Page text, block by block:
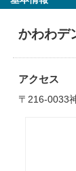
かわわデ
アクセス
〒216-0033